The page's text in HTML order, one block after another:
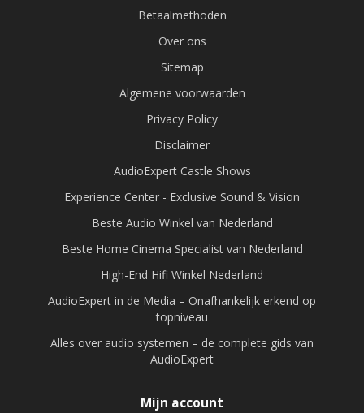
Betaalmethoden
Over ons
Sitemap
Algemene voorwaarden
Privacy Policy
Disclaimer
AudioExpert Castle Shows
Experience Center - Exclusive Sound & Vision
Beste Audio Winkel van Nederland
Beste Home Cinema Specialist van Nederland
High-End Hifi Winkel Nederland
AudioExpert in de Media – Onafhankelijk erkend op
topniveau
Alles over audio systemen – de complete gids van
AudioExpert
Mijn account